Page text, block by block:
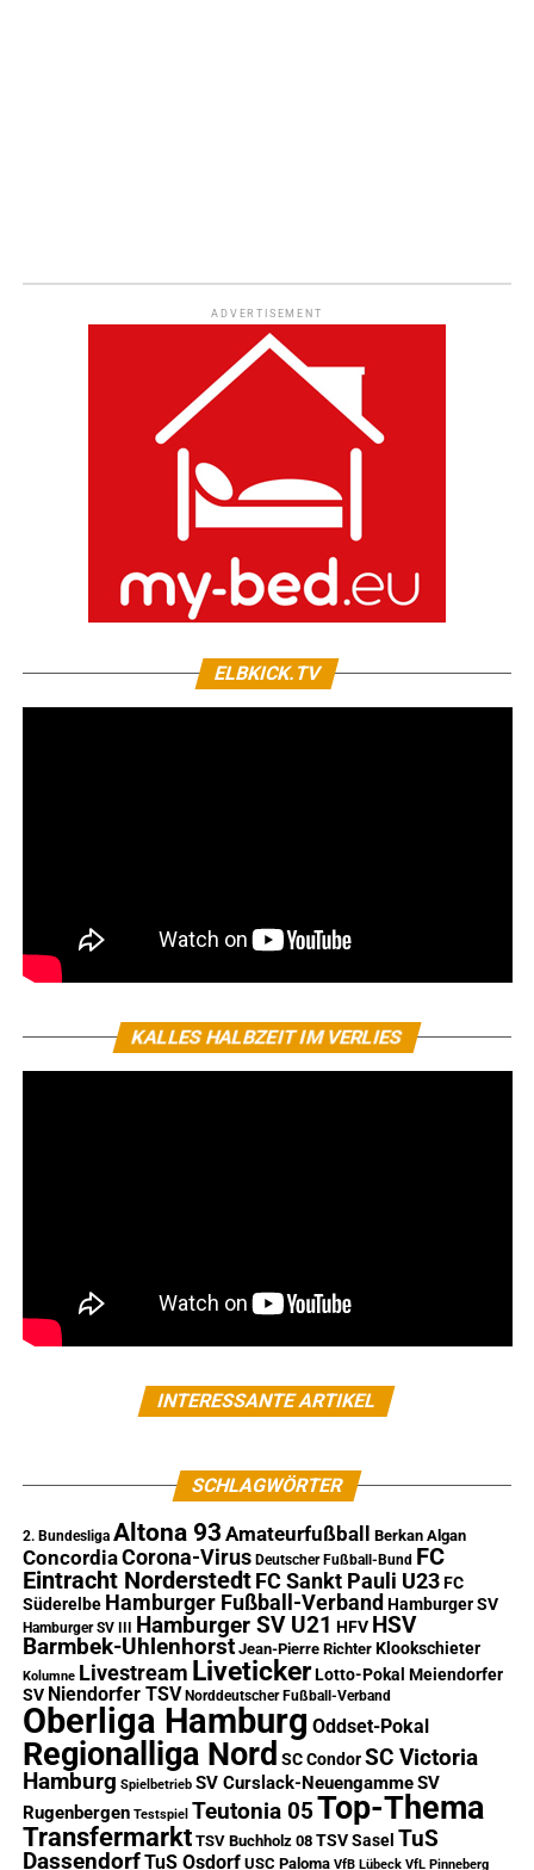
ADVERTISEMENT
ELBKICK.TV
KALLES HALBZEIT IM VERLIES
INTERESSANTE ARTIKEL
SCHLAGWÖRTER
2. Bundesliga Altona 93 Amateurfußball Berkan Algan
ConcordiaCorona-Virus Deutscher Fußball-Bund FC
Eintracht Norderstedt FC Sankt Pauli U23 FC
Süderelbe Hamburger Fußball-Verband Hamburger SV
Hamburger SV III Hamburger SV U21 HFV HSV
Barmbek-Uhlenhorst Jean-Pierre Richter Klookschieter
Kolumne Livestream Liveticker Lotto-Pokal Meiendorfer
SV Niendorfer TSV Norddeutscher Fußball-Verband
Oberliga Hamburg Oddset-Pokal
Regionalliga Nord SC Condor SC Victoria
Hamburg Spielbetrieb SV Curslack-NeuengammeSV
Rugenbergen Testspiel Teutonia 05Top-Thema
Transfermarkt TSV Buchholz 08 TSV Sasel TuS
DassendorfTuS Osdorf USC Paloma VfB Lübeck VfL Pinneberg